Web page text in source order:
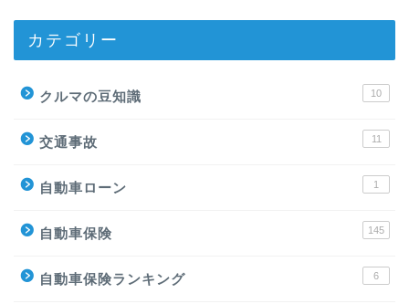
カテゴリー
クルマの豆知識 10
交通事故 11
自動車ローン 1
自動車保険 145
自動車保険ランキング 6